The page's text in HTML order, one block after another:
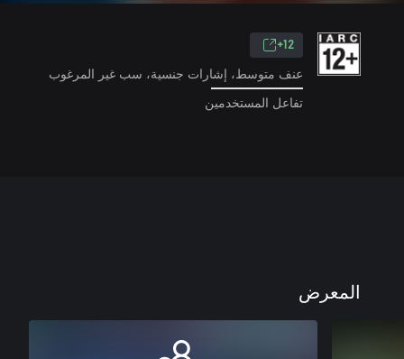
12+
عنف متوسط، إشارات جنسية، سب غير المرغوب
تفاعل المستخدمين
المعرض